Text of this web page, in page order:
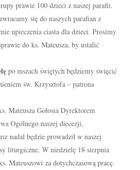
prawie 100 dzieci z naszej parafii.
się do naszych parafian z
upieczenia ciasta dla dzieci. Prosimy
do ks. Mateusza, by ustalić
po mszach świętych będziemy święcić
św. Krzysztofa – patrona
Mateusza Gołosia Dyrektorem
Ogólnego naszej diecezji,
nadal będzie prowadził w naszej
liturgiczne. W niedzielę 18 sierpnia
Mateuszowi za dotychczasową pracę.